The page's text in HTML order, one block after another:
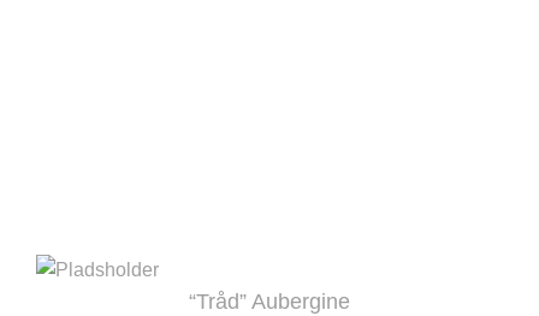
“Tråd” Aubergine